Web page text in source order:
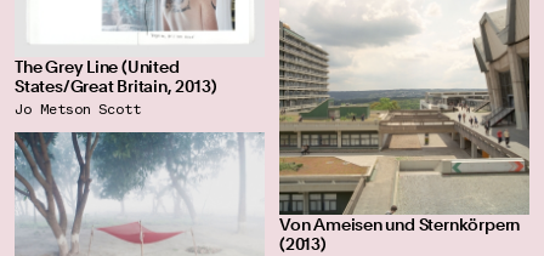
The Grey Line (United
States/Great Britain, 2013)
Jo Metson Scott
Von Ameisen und Sternkörpern
(2013)